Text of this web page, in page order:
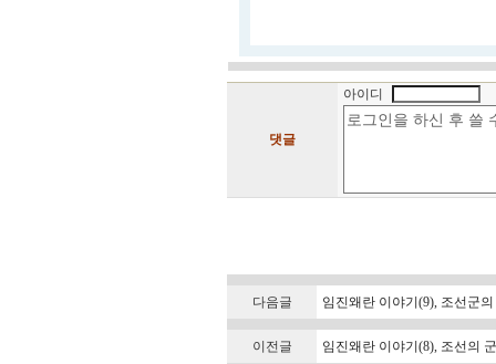
댓글
아이디
다음글 임진왜란 이야기(9), 조선군
이전글 임진왜란 이야기(8), 조선의